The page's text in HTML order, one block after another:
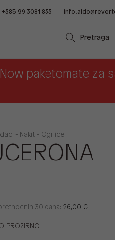
+385 99 3081 833
Pretraga
paketomate za
- Nakit - Ogrlice
30 dana: 26,00 €
PROZIRNO